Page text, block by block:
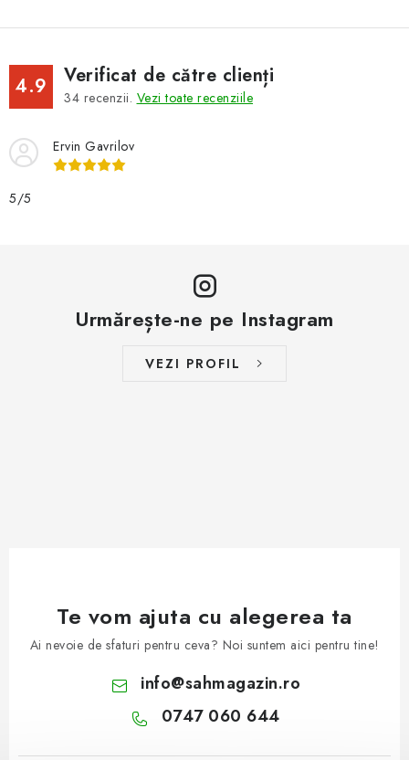
4.9 Verificat de către clienți
34 recenzii. Vezi toate recenziile
Ervin Gavrilov
5/5
Urmărește-ne pe Instagram
VEZI PROFIL
Te vom ajuta cu alegerea ta
Ai nevoie de sfaturi pentru ceva? Noi suntem aici pentru tine!
info@sahmagazin.ro
0747 060 644